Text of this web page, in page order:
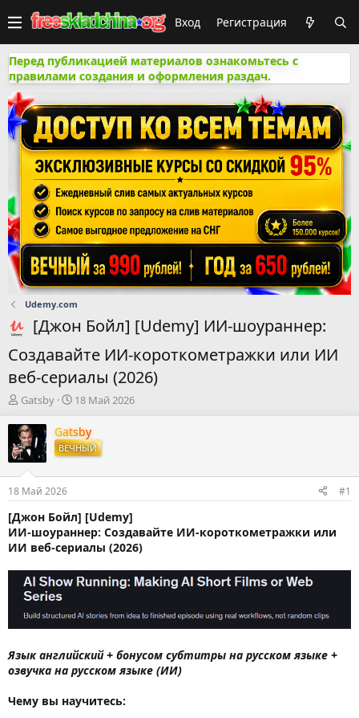
Вход Регистрация
Перед публикацией материалов ознакомьтесь с
правилами создания и оформления раздач.
Udemy.com
[Джон Бойл] [Udemy] ИИ-шоураннер:
Создавайте ИИ-короткометражки или ИИ
веб-сериалы (2026)
А
т
о
р
т
е
м
ы
Gatsby
Д
т
а
н
а
л
а
18 Май 2026
Gatsby
ВЕЧНЫЙ
18 Май 2026 #1
[Джон Бойл] [Udemy]
ИИ-шоураннер: Создавайте ИИ-короткометражки или
ИИ веб-сериалы (2026)
Язык английский + бонусом субтитры на русском языке +
озвучка на русском языке (ИИ)
Чему вы научитесь: